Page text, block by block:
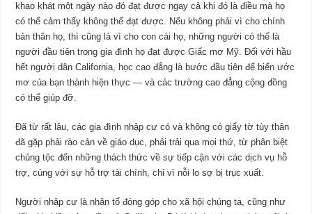
khao khát một ngày nào đó đạt được ngay cả khi đó là điều mà họ
có thể cảm thấy không thể đạt được. Nếu không phải vì cho chính
bản thân họ, thì cũng là vì cho con cái họ, những người có thể là
người đầu tiên trong gia đình họ đạt được Giấc mơ Mỹ. Đối với hầu
hết người dân California, học cao đẳng là bước đầu tiên để biến ước
mơ của bạn thành hiện thực — và các trường cao đẳng cộng đồng
có thể giúp đỡ.
Đã từ rất lâu, các gia đình nhập cư có và không có giấy tờ tùy thân
đã gặp phải rào cản về giáo dục, phải trải qua mọi thứ, từ phân biệt
chủng tộc đến những thách thức về sự tiếp cận với các dịch vụ hỗ
trợ, cùng với sự hỗ trợ tài chính, chỉ vì nỗi lo sợ bị trục xuất.
Người nhập cư là nhân tố đóng góp cho xã hội chúng ta, cũng như